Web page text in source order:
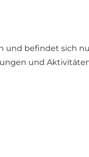
befindet sich
und